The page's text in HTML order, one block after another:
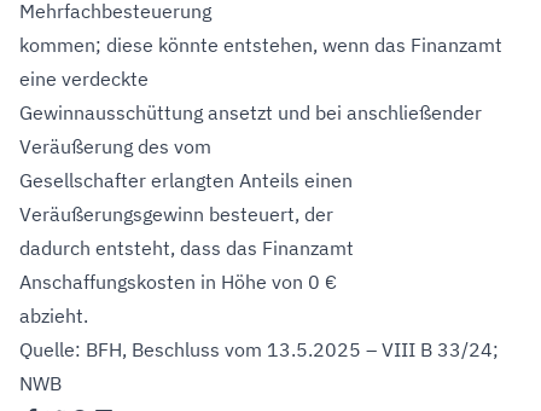
Mehrfachbesteuerung
kommen; diese könnte entstehen, wenn das Finanzamt
eine verdeckte
Gewinnausschüttung ansetzt und bei anschließender
Veräußerung des vom
Gesellschafter erlangten Anteils einen
Veräußerungsgewinn besteuert, der
dadurch entsteht, dass das Finanzamt
Anschaffungskosten in Höhe von 0 €
abzieht.
Quelle: BFH, Beschluss vom 13.5.2025 – VIII B 33/24;
NWB